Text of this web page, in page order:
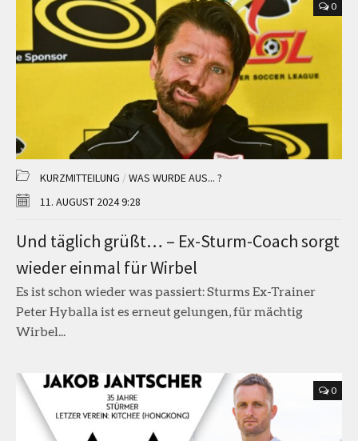
0
KURZMITTEILUNG /WAS WURDE AUS... ?
11. AUGUST 2024 9:28
Und täglich grüßt… – Ex-Sturm-Coach sorgt
wieder einmal für Wirbel
Es ist schon wieder was passiert: Sturms Ex-Trainer
Peter Hyballa ist es erneut gelungen, für mächtig
Wirbel...
0